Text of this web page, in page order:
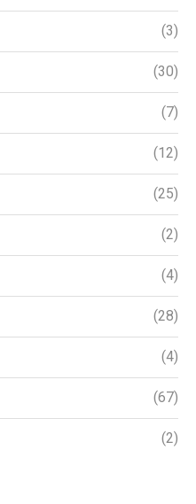
(3)
(30)
(7)
(12)
(25)
(2)
(4)
(28)
(4)
(67)
(2)